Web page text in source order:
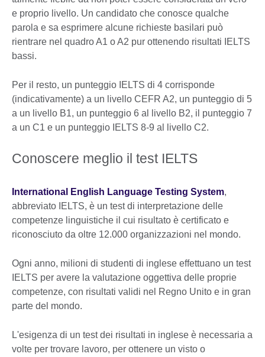
e proprio livello. Un candidato che conosce qualche
parola e sa esprimere alcune richieste basilari può
rientrare nel quadro A1 o A2 pur ottenendo risultati IELTS
bassi.
Per il resto, un punteggio IELTS di 4 corrisponde
(indicativamente) a un livello CEFR A2, un punteggio di 5
a un livello B1, un punteggio 6 al livello B2, il punteggio 7
a un C1 e un punteggio IELTS 8-9 al livello C2.
Conoscere meglio il test IELTS
International English Language Testing System,
abbreviato IELTS, è un test di interpretazione delle
competenze linguistiche il cui risultato è certificato e
riconosciuto da oltre 12.000 organizzazioni nel mondo.
Ogni anno, milioni di studenti di inglese effettuano un test
IELTS per avere la valutazione oggettiva delle proprie
competenze, con risultati validi nel Regno Unito e in gran
parte del mondo.
L'esigenza di un test dei risultati in inglese è necessaria a
volte per trovare lavoro, per ottenere un visto o